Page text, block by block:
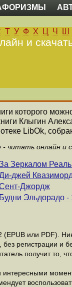
Т У Ф Х Ц Ч Ш
и
которого
Клыгин
LibOk,
читать онлайн и
Зеркалом
джей
Джордж
Будни Эльдорадо -
или PDF).
без регистрации и
получит то,